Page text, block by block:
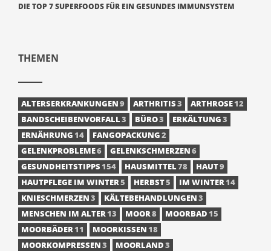
DIE TOP 7 SUPERFOODS FÜR EIN GESUNDES IMMUNSYSTEM
THEMEN
ALTERSERKRANKUNGEN9 ARTHRITIS3 ARTHROSE12
BANDSCHEIBENVORFALL3 BÜRO3 ERKÄLTUNG3
ERNÄHRUNG14 FANGOPACKUNG2
GELENKPROBLEME6 GELENKSCHMERZEN6
GESUNDHEITSTIPPS154 HAUSMITTEL78 HAUT9
HAUTPFLEGE IM WINTER5 HERBST5 IM WINTER14
KNIESCHMERZEN3 KÄLTEBEHANDLUNGEN3
MENSCHEN IM ALTER13 MOOR8 MOORBAD15
MOORBÄDER11 MOORKISSEN18
MOORKOMPRESSEN3 MOORLAND3